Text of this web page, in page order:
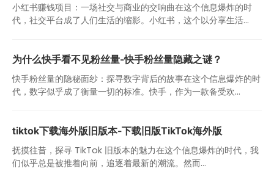
小红书赚钱项目：一场社交与商业的交响曲在这个信息爆炸的时
代，社交平台成了人们生活的缩影。小红书，这个以分享生活...
为什么快手看不见粉丝量-快手粉丝量隐藏之谜？
快手粉丝量的隐秘面纱：探寻数字背后的故事在这个信息爆炸的时
代，数字似乎成了衡量一切的标准。快手，作为一款备受欢...
tiktok下载海外版旧版本-下载旧版TikTok海外版
抚摸往昔，探寻 TikTok 旧版本的魅力在这个信息爆炸的时代，我
们似乎总是被推着向前，追逐着最新的潮流。然而...